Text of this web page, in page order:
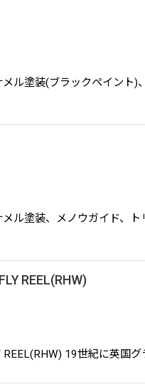
メル塗装(ブラックペイン
メル塗装、メノウガイド、
REEL(RHW)
REEL(RHW) 19世紀に英国